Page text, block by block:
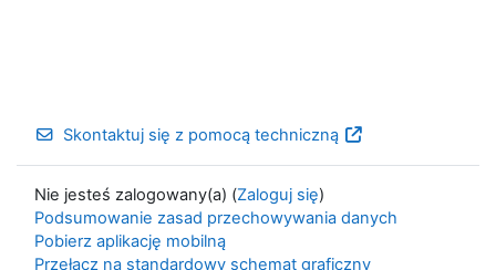
Skontaktuj się z pomocą techniczną
Nie jesteś zalogowany(a) (Zaloguj się)
Podsumowanie zasad przechowywania danych
Pobierz aplikację mobilną
Przełącz na standardowy schemat graficzny